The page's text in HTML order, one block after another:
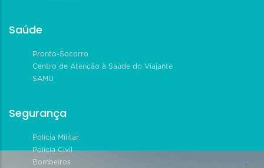
Saúde
Pronto-Socorro
Centro de Atenção à Saúde do Viajante
SAMU
Segurança
Polícia Militar
Polícia Civil
Bombeiros